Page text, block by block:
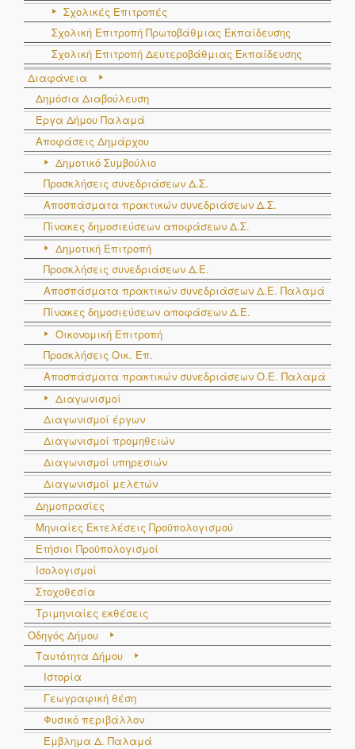
Σχολικές Επιτροπές
Σχολική Επιτροπή Πρωτοβάθμιας Εκπαίδευσης
Σχολική Επιτροπή Δευτεροβάθμιας Εκπαίδευσης
Διαφάνεια
Δημόσια Διαβούλευση
Έργα Δήμου Παλαμά
Αποφάσεις Δημάρχου
Δημοτικό Συμβούλιο
Προσκλήσεις συνεδριάσεων Δ.Σ.
Αποσπάσματα πρακτικών συνεδριάσεων Δ.Σ.
Πίνακες δημοσιεύσεων αποφάσεων Δ.Σ.
Δημοτική Επιτροπή
Προσκλήσεις συνεδριάσεων Δ.Ε.
Αποσπάσματα πρακτικών συνεδριάσεων Δ.E. Παλαμά
Πίνακες δημοσιεύσεων αποφάσεων Δ.Ε.
Οικονομική Επιτροπή
Προσκλήσεις Οικ. Επ.
Αποσπάσματα πρακτικών συνεδριάσεων Ο.E. Παλαμά
Διαγωνισμοί
Διαγωνισμοί έργων
Διαγωνισμοί προμηθειών
Διαγωνισμοί υπηρεσιών
Διαγωνισμοί μελετών
Δημοπρασίες
Μηνιαίες Εκτελέσεις Προϋπολογισμού
Ετήσιοι Προϋπολογισμοί
Ισολογισμοί
Στοχοθεσία
Τριμηνιαίες εκθέσεις
Οδηγός Δήμου
Ταυτότητα Δήμου
Ιστορία
Γεωγραφική θέση
Φυσικό περιβάλλον
Έμβλημα Δ. Παλαμά